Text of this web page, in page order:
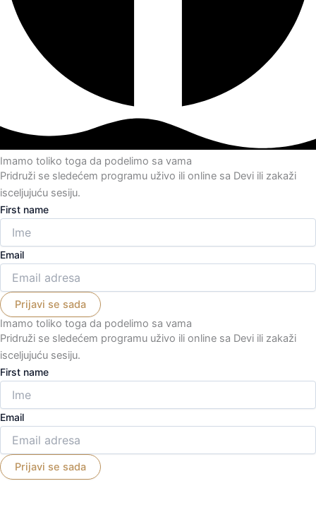
Imamo toliko toga da podelimo sa vama
Pridruži se sledećem programu uživo ili online sa Devi ili zakaži
isceljujuću sesiju.
First name
Email
Imamo toliko toga da podelimo sa vama
Pridruži se sledećem programu uživo ili online sa Devi ili zakaži
isceljujuću sesiju.
First name
Email